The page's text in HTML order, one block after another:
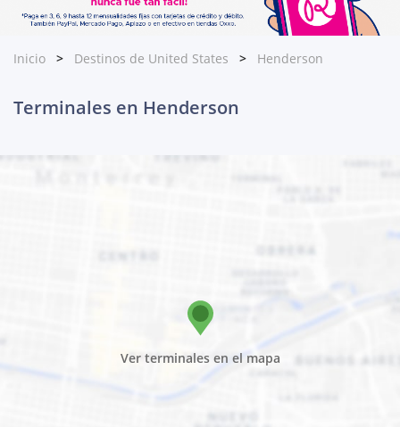
Inicio Destinos de United States Henderson
Terminales en Henderson
Ver terminales en el mapa